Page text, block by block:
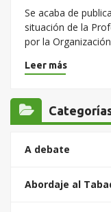
Se acaba de
situación de la
por la
Leer más
A debate
Abordaje al